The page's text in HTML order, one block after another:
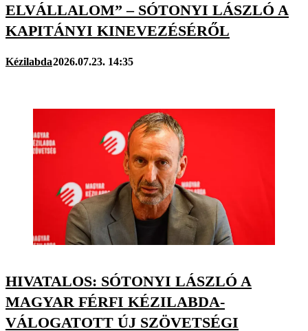
ELVÁLLALOM” – SÓTONYI LÁSZLÓ A
KAPITÁNYI KINEVEZÉSÉRŐL
Kézilabda2026.07.23. 14:35
HIVATALOS: SÓTONYI LÁSZLÓ A
MAGYAR FÉRFI KÉZILABDA-
VÁLOGATOTT ÚJ SZÖVETSÉGI